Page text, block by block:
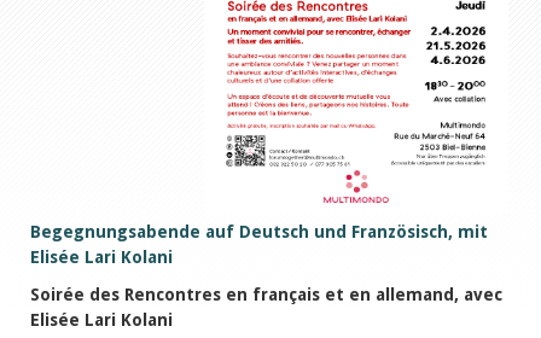
Begegnungsabende auf Deutsch und Französisch, mit
Elisée Lari Kolani
Soirée des Rencontres en français et en allemand, avec
Elisée Lari Kolani